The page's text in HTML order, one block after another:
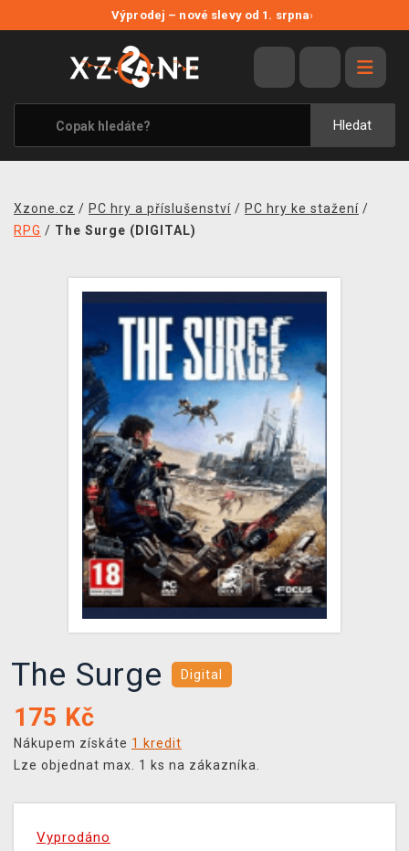
Výprodej – nové slevy od 1. srpna›
Hledat
VÝPRODEJ
VIDEOHRY
XZONE ORIGINALS
TÉMATIKY
MERCHANDISE
KONTAKT
PRODEJNY
DOPRAVA
XZONE KLUB
TCG & BOARDGAME HUB
VÝKUP HER (BAZAR)
Xzone.cz / PC hry a příslušenství / PC hry ke stažení /
RPG / The Surge (DIGITAL)
The Surge Digital
175 Kč
Nákupem získáte 1 kredit
Lze objednat max. 1 ks na zákazníka.
Vyprodáno